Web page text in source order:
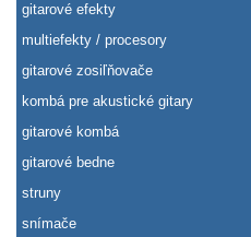
gitarové efekty
multiefekty / procesory
gitarové zosiľňovače
kombá pre akustické gitary
gitarové kombá
gitarové bedne
struny
snímače